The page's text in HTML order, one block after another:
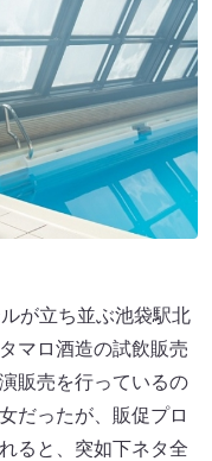
が立ち並ぶ池袋駅北
マロ酒造の試飲販売
販売を行っているの
だったが、販促プロ
ると、突如下ネタ全